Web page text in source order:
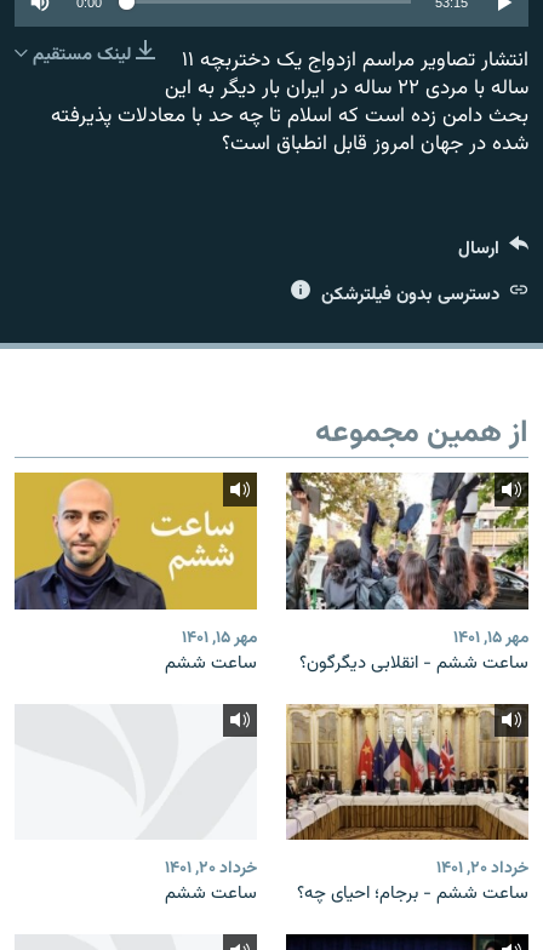
زبان‌های دیگر
لینک مستقیم
انتشار تصاویر مراسم ازدواج یک دختربچه ۱۱
ساله با مردی ۲۲ ساله در ایران بار دیگر به این
بحث دامن زده است که اسلام تا چه حد با معادلات پذیرفته
شده در جهان امروز قابل انطباق است؟
ارسال
دسترسی بدون فیلترشکن
از همین مجموعه
مهر ۱۵, ۱۴۰۱
ساعت ششم - انقلابی دیگرگون؟
مهر ۱۵, ۱۴۰۱
ساعت‌ ششم
خرداد ۲۰, ۱۴۰۱
ساعت ششم - برجام؛ احیای چه؟
خرداد ۲۰, ۱۴۰۱
ساعت‌ ششم